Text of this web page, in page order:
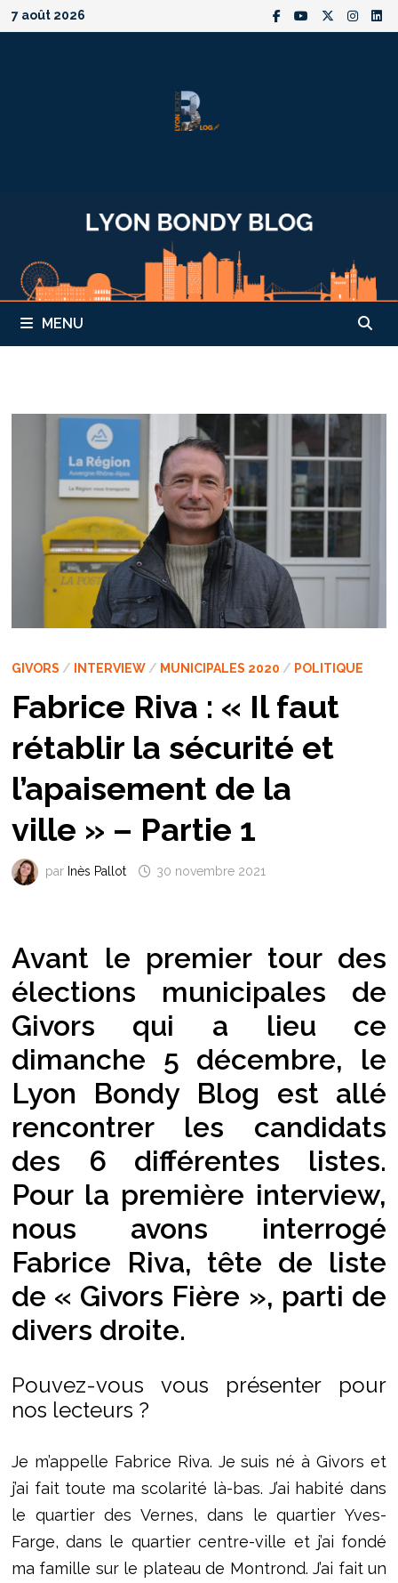
Passer
au
7 août 2026
MENU
GIVORS / INTERVIEW/ MUNICIPALES 2020 / POLITIQUE
Fabrice Riva : « Il faut
rétablir la sécurité et
l’apaisement de la
ville » – Partie 1
par Inès Pallot 30 novembre 2021
Avant le premier tour des
élections municipales de
Givors qui a lieu ce
dimanche 5 décembre, le
Lyon Bondy Blog est allé
rencontrer les candidats
des 6 différentes listes.
Pour la première interview,
nous avons interrogé
Fabrice Riva, tête de liste
de « Givors Fière », parti de
divers droite.
Pouvez-vous vous présenter pour
nos lecteurs ?
Je m’appelle Fabrice Riva. Je suis né à Givors et
j’ai fait toute ma scolarité là-bas. J’ai habité dans
le quartier des Vernes, dans le quartier Yves-
Farge, dans le quartier centre-ville et j’ai fondé
ma famille sur le plateau de Montrond. J’ai fait un